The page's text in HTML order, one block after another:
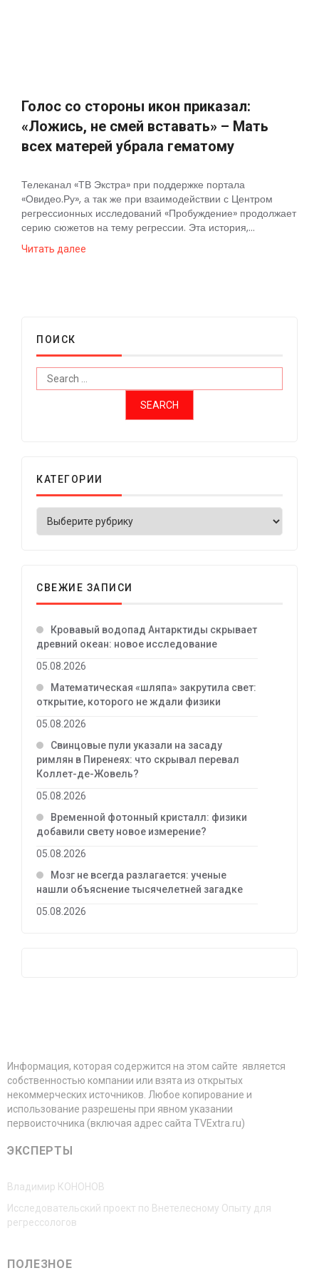
Голос со стороны икон приказал:
«Ложись, не смей вставать» – Мать
всех матерей убрала гематому
Телеканал «ТВ Экстра» при поддержке портала
«Овидео.Ру», а так же при взаимодействии с Центром
регрессионных исследований «Пробуждение» продолжает
серию сюжетов на тему регрессии. Эта история,...
Читать далее
ПОИСК
КАТЕГОРИИ
СВЕЖИЕ ЗАПИСИ
Кровавый водопад Антарктиды скрывает
древний океан: новое исследование
05.08.2026
Математическая «шляпа» закрутила свет:
открытие, которого не ждали физики
05.08.2026
Свинцовые пули указали на засаду
римлян в Пиренеях: что скрывал перевал
Коллет-де-Жовель?
05.08.2026
Временной фотонный кристалл: физики
добавили свету новое измерение?
05.08.2026
Мозг не всегда разлагается: ученые
нашли объяснение тысячелетней загадке
05.08.2026
Информация, которая содержится на этом сайте является
собственностью компании или взята из открытых
некоммерческих источников. Любое копирование и
использование разрешены при явном указании
первоисточника (включая адрес сайта TVExtra.ru)
ЭКСПЕРТЫ
Владимир КОНОНОВ
Исследовательский проект по Внетелесному Опыту для
регрессологов
ПОЛЕЗНОЕ